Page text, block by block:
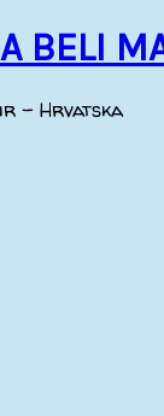
BELI
- Hrvatska